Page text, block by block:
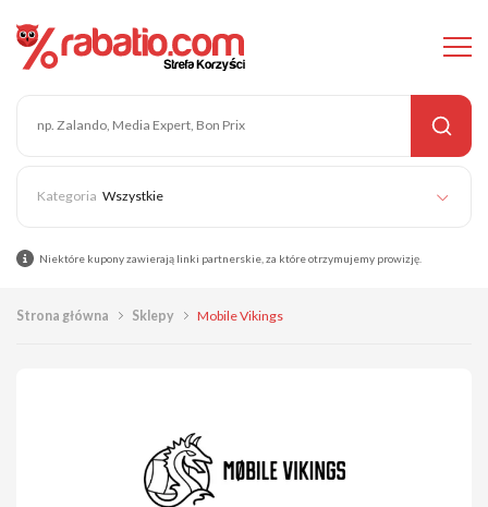
Wszystkie
Niektóre kupony zawierają linki partnerskie, za które otrzymujemy prowizję.
Strona główna Sklepy Mobile Vikings